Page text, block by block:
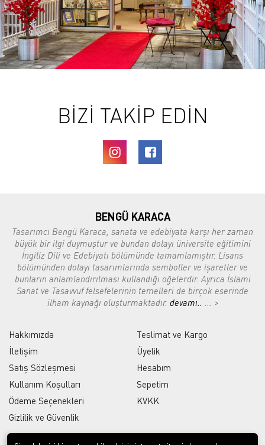
BİZİ TAKİP EDİN
BENGÜ KARACA
Tasarımcı Bengü Karaca, sanata ve edebiyata karşı her zaman
büyük bir ilgi duymuştur ve bundan dolayı üniversite eğitimini
İngiliz Dili ve Edebiyatı bölümünde tamamlamıştır. Lisans
bölümünden dolayı tasarımlarında semboller ve işaretler ve
bunların anlamlandırılması kullandığı öğelerdir. Ayrıca İslami
Sanat ve Tasavvuf felsefelerinin temelleri de birçok eserinde
ilham kaynağı oluşturmaktadır. devamı.. ... >
Hakkımızda
İletişim
Satış Sözleşmesi
Kullanım Koşulları
Ödeme Seçenekleri
Gizlilik ve Güvenlik
Teslimat ve Kargo
Üyelik
Hesabım
Sepetim
KVKK